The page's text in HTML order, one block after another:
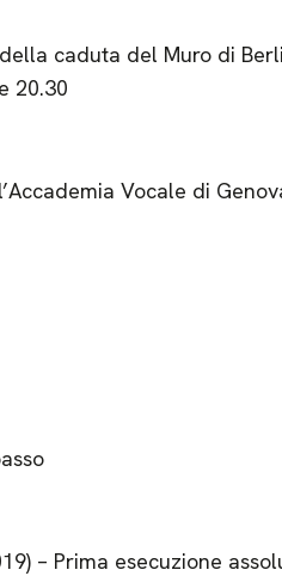
caduta del Muro di
20.30
Vocale di
– Prima esecuzione